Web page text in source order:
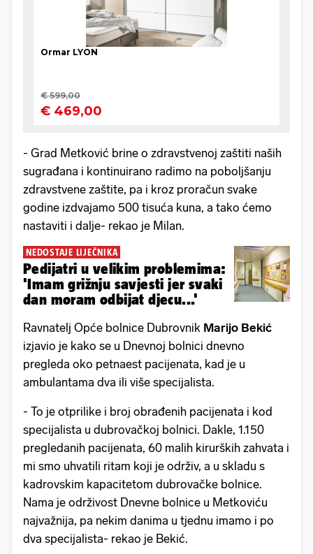
- Grad Metković brine o zdravstvenoj zaštiti naših
sugrađana i kontinuirano radimo na poboljšanju
zdravstvene zaštite, pa i kroz proračun svake
godine izdvajamo 500 tisuća kuna, a tako ćemo
nastaviti i dalje- rekao je Milan.
NEDOSTAJE LIJEČNIKA
Pedijatri u velikim problemima:
'Imam grižnju savjesti jer svaki
dan moram odbijat djecu...'
Ravnatelj Opće bolnice Dubrovnik Marijo Bekić
izjavio je kako se u Dnevnoj bolnici dnevno
pregleda oko petnaest pacijenata, kad je u
ambulantama dva ili više specijalista.
- To je otprilike i broj obrađenih pacijenata i kod
specijalista u dubrovačkoj bolnici. Dakle, 1.150
pregledanih pacijenata, 60 malih kirurških zahvata i
mi smo uhvatili ritam koji je održiv, a u skladu s
kadrovskim kapacitetom dubrovačke bolnice.
Nama je održivost Dnevne bolnice u Metkoviću
najvažnija, pa nekim danima u tjednu imamo i po
dva specijalista- rekao je Bekić.